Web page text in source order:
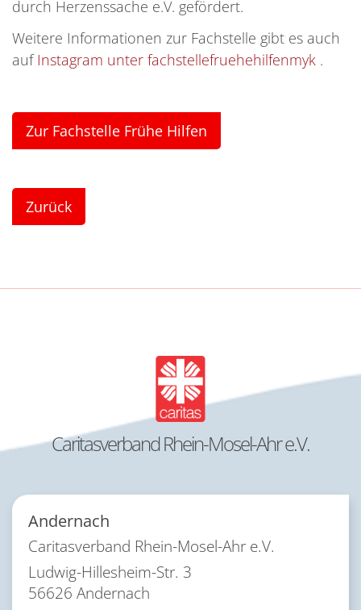
durch Herzenssache e.V. gefördert.
Weitere Informationen zur Fachstelle gibt es auch
aufInstagram unter fachstellefruehehilfenmyk .
Zur Fachstelle Frühe Hilfen
Zurück
Caritasverband Rhein-Mosel-Ahr e.V.
Andernach
Caritasverband Rhein-Mosel-Ahr e.V.
Ludwig-Hillesheim-Str. 3
56626 Andernach